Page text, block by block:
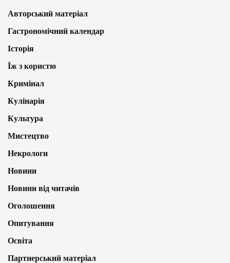
Авторський матеріал
Гастрономічний календар
Історія
Їж з користю
Кримінал
Кулінарія
Культура
Мистецтво
Некрологи
Новини
Новини від читачів
Оголошення
Опитування
Освіта
Партнерський матеріал